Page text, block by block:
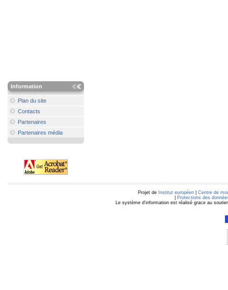
Information
Plan du site
Contacts
Partenaires
Partenaires média
Projet de Institut européen
Centre de
Protections des
Le système d'information est réalisé grace au